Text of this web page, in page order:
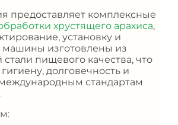
предоставляет комплексные
хрустящего арахиса,
установку и
машины изготовлены из
пищевого качества, что
долговечность и
стандартам